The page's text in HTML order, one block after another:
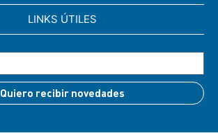
LINKS ÚTILES
Quiero recibir novedades